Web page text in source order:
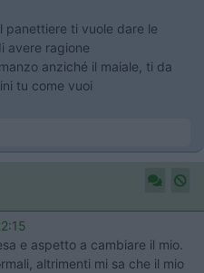
panettiere ti vuole dare le
avere ragione
anziché il maiale, ti da
tu come vuoi
e aspetto a cambiare il mio.
altrimenti mi sa che il mio